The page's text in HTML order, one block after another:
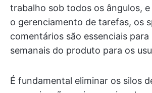
trabalho sob todos os ângulos,
o gerenciamento de tarefas, os
comentários são essenciais
semanais do produto para os
É fundamental eliminar os silos